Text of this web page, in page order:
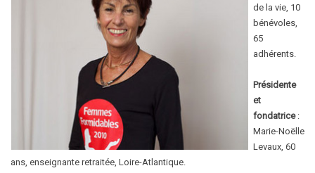
de la vie, 10
bénévoles,
65
adhérents.
Présidente
et
fondatrice:
Marie-Noëlle
Levaux, 60
ans, enseignante retraitée, Loire-Atlantique.